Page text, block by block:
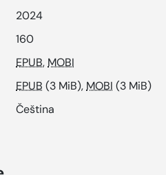
2024
160
EPUB, MOBI
EPUB (3 MiB), MOBI (3 MiB)
Čeština